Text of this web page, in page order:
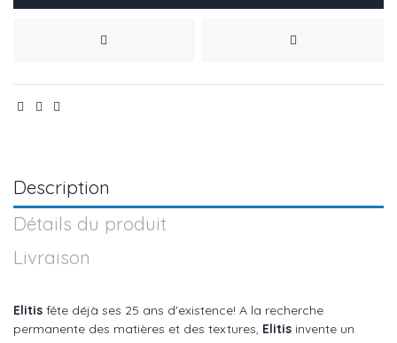
Description
Détails du produit
Livraison
Elitis fête déjà ses 25 ans d'existence! A la recherche
permanente des matières et des textures, Elitis invente un